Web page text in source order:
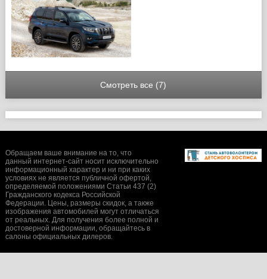
Смотреть все (7)
Обращаем ваше внимание на то, что
данный интернет-сайт носит исключительно
информационный характер и ни при каких
условиях не является публичной офертой,
определяемой положениями Статьи 437 (2)
Гражданского кодекса Российской
Федерации. Цены, размеры скидок, а также
изображения автомобилей могут отличаться
от реальных. Для получения более полной и
достоверной информации, обращайтесь в
салоны официальных дилеров.